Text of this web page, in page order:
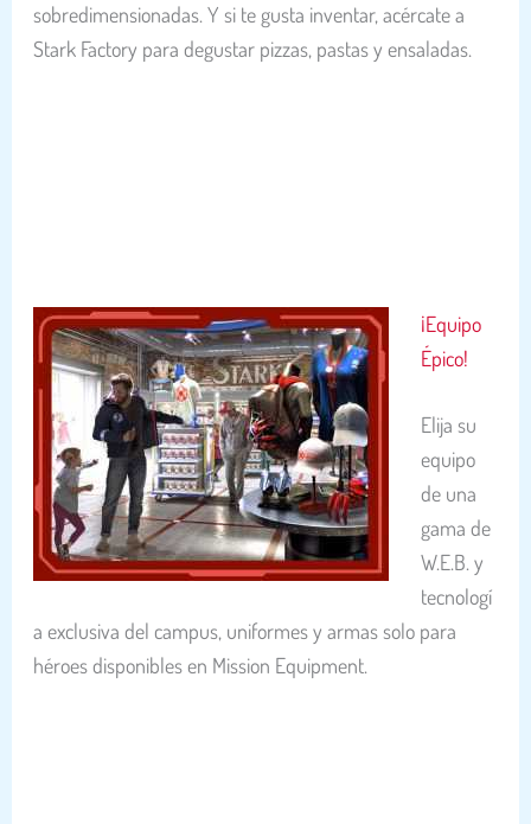
sobredimensionadas. Y si te gusta inventar, acércate a
Stark Factory para degustar pizzas, pastas y ensaladas.
¡Equipo
Épico!
Elija su
equipo
de una
gama de
W.E.B. y
tecnologí
a exclusiva del campus, uniformes y armas solo para
héroes disponibles en Mission Equipment.